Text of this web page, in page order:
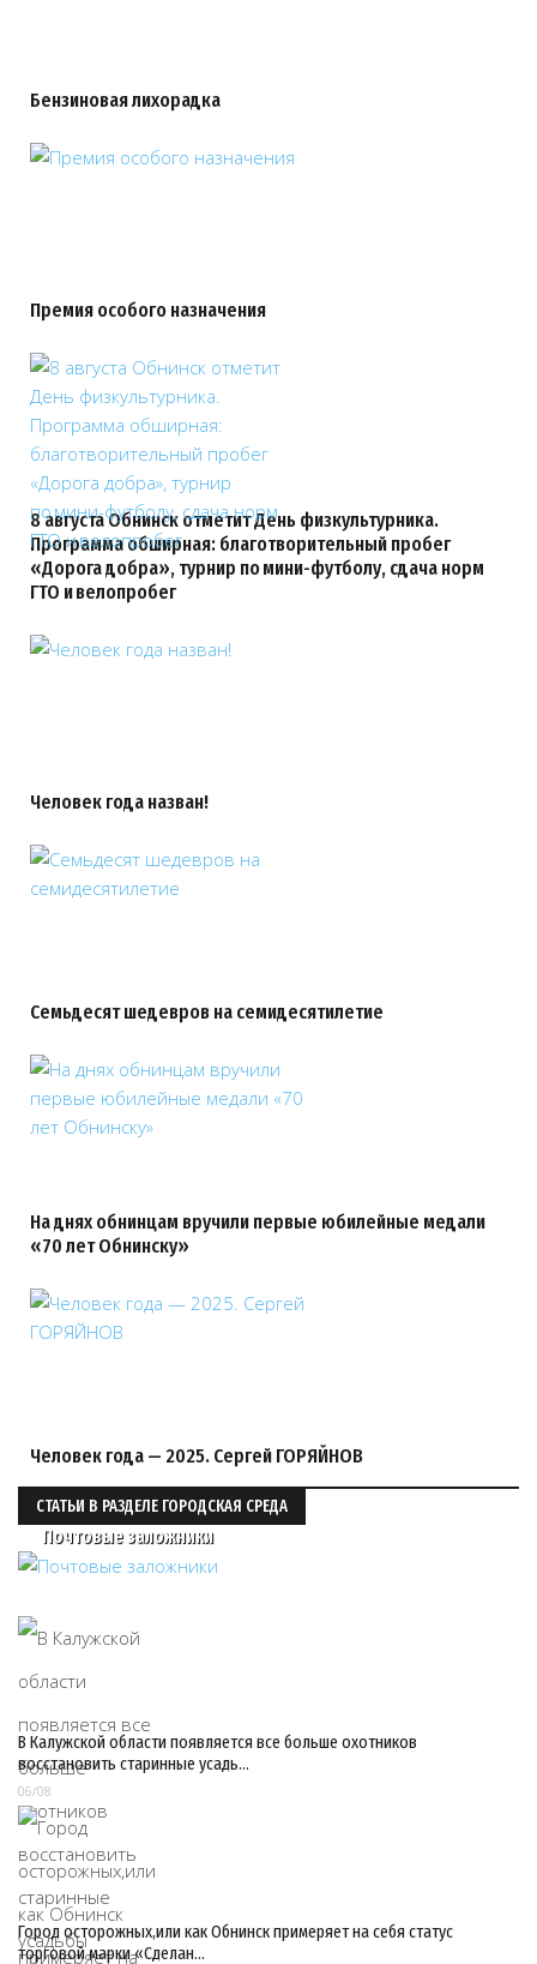
Бензиновая лихорадка
Премия особого назначения
8 августа Обнинск отметит День физкультурника.
Программа обширная: благотворительный пробег
«Дорога добра», турнир по мини-футболу, сдача норм
ГТО и велопробег
Человек года назван!
Семьдесят шедевров на семидесятилетие
На днях обнинцам вручили первые юбилейные медали
«70 лет Обнинску»
Человек года — 2025. Сергей ГОРЯЙНОВ
СТАТЬИ В РАЗДЕЛЕ ГОРОДСКАЯ СРЕДА
Почтовые заложники
В Калужской области появляется все больше охотников
восстановить старинные усадь…
06/08
Город осторожных,или как Обнинск примеряет на себя статус
торговой марки «Сделан…